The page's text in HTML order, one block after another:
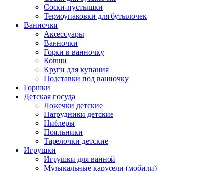
Соски-пустышки
Термоупаковки для бутылочек
Ванночки
Аксессуары
Ванночки
Горки в ванночку
Ковши
Круги для купания
Подставки под ванночку
Горшки
Детская посуда
Ложечки детские
Нагрудники детские
Ниблеры
Поильники
Тарелочки детские
Игрушки
Игрушки для ванной
Музыкальные карусели (мобили)